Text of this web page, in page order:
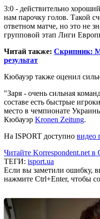
3:0 - действительно
нам парочку голов. Такой
ответном матче, но это не
групповой этап Лиги
Читай также: Скрипник:
результат
Кюбауэр также оценил
"Заря - очень сильная
составе есть быстрые
место в чемпионате
Кюбауэр Kronen Zeitung.
На ISPORT доступно видео
Читайте Korrespondent.net в
ТЕГИ: isport.ua
Если вы заметили ошибку,
нажмите Ctrl+Enter, чтобы